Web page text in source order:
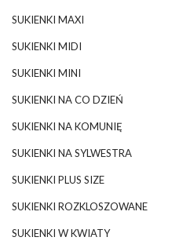
SUKIENKI MAXI
SUKIENKI MIDI
SUKIENKI MINI
SUKIENKI NA CO DZIEŃ
SUKIENKI NA KOMUNIĘ
SUKIENKI NA SYLWESTRA
SUKIENKI PLUS SIZE
SUKIENKI ROZKLOSZOWANE
SUKIENKI W KWIATY